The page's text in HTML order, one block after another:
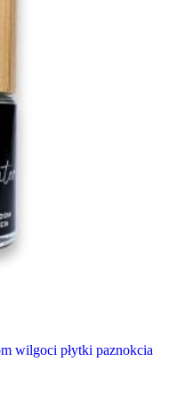
wilgoci płytki paznokcia